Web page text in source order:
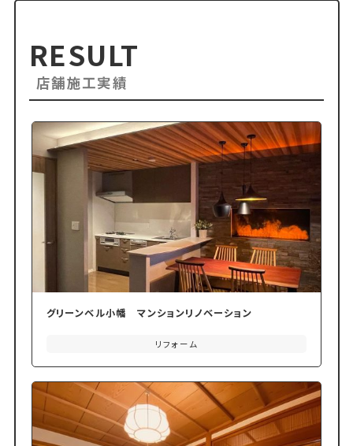
RESULT
店舗施工実績
グリーンベル小幡 マンションリノベーション
リフォーム